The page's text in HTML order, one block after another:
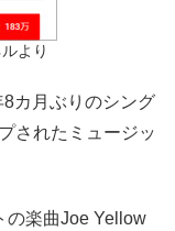
より
カ月ぶりのシング
されたミュージッ
の楽曲Joe Yellow